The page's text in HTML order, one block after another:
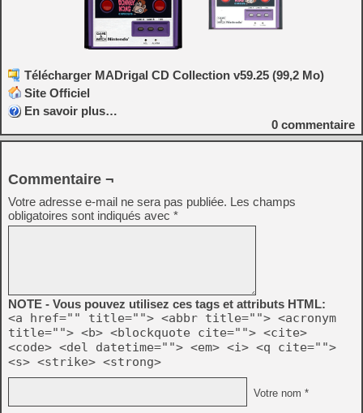
Télécharger MADrigal CD Collection v59.25 (99,2 Mo)
Site Officiel
En savoir plus…
0 commentaire
Commentaire ¬
Votre adresse e-mail ne sera pas publiée. Les champs
obligatoires sont indiqués avec *
NOTE - Vous pouvez utilisez ces tags et attributs HTML:
<a href="" title=""> <abbr title=""> <acronym
title=""> <b> <blockquote cite=""> <cite>
<code> <del datetime=""> <em> <i> <q cite="">
<s> <strike> <strong>
Votre nom *